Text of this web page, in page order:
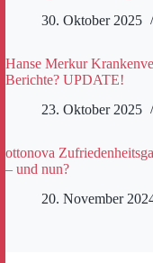
30. Oktober 2025
Hanse Merkur
Berichte? UPDATE!
23. Oktober 2025
ottonova
– und nun?
20. November